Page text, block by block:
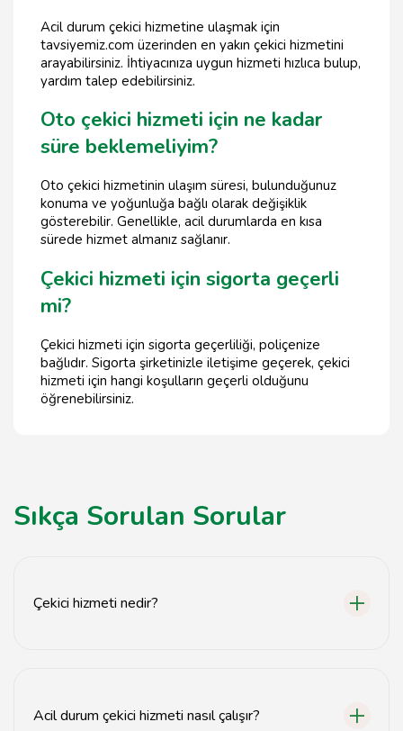
Acil durum çekici hizmetine ulaşmak için
tavsiyemiz.com üzerinden en yakın çekici hizmetini
arayabilirsiniz. İhtiyacınıza uygun hizmeti hızlıca bulup,
yardım talep edebilirsiniz.
Oto çekici hizmeti için ne kadar
süre beklemeliyim?
Oto çekici hizmetinin ulaşım süresi, bulunduğunuz
konuma ve yoğunluğa bağlı olarak değişiklik
gösterebilir. Genellikle, acil durumlarda en kısa
sürede hizmet almanız sağlanır.
Çekici hizmeti için sigorta geçerli
mi?
Çekici hizmeti için sigorta geçerliliği, poliçenize
bağlıdır. Sigorta şirketinizle iletişime geçerek, çekici
hizmeti için hangi koşulların geçerli olduğunu
öğrenebilirsiniz.
Sıkça Sorulan Sorular
Çekici hizmeti nedir?
Acil durum çekici hizmeti nasıl çalışır?